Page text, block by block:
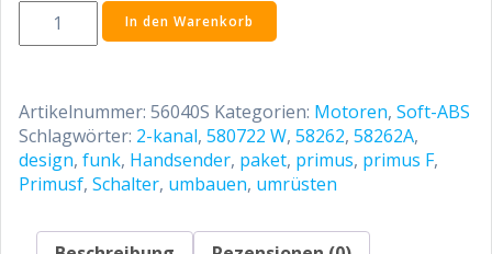
In den Warenkorb
Artikelnummer: 56040S Kategorien: Motoren, Soft-ABS
Schlagwörter: 2-kanal, 580722 W, 58262, 58262A,
design, funk, Handsender, paket, primus, primus F,
Primusf, Schalter, umbauen, umrüsten